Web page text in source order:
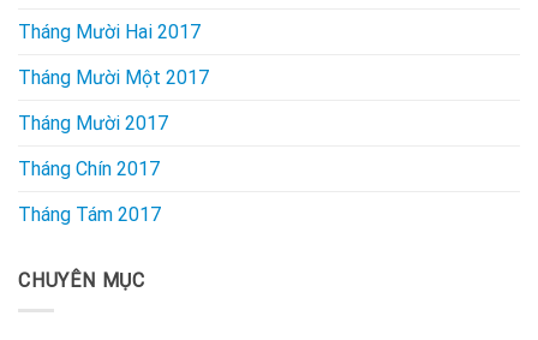
Tháng Mười Hai 2017
Tháng Mười Một 2017
Tháng Mười 2017
Tháng Chín 2017
Tháng Tám 2017
CHUYÊN MỤC